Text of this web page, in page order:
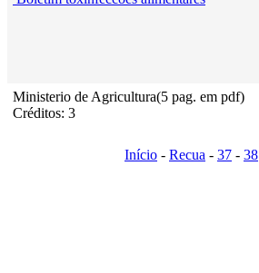
Ministerio de Agricultura(5 pag. em pdf)
Créditos: 3
Início - Recua - 37 - 38